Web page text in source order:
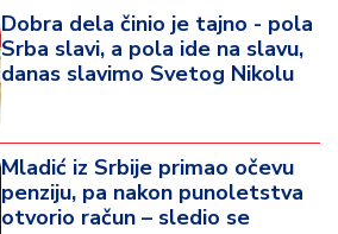
Dobra dela činio je tajno - pola
Srba slavi, a pola ide na slavu,
danas slavimo Svetog Nikolu
Mladić iz Srbije primao očevu
penziju, pa nakon punoletstva
otvorio račun – sledio se